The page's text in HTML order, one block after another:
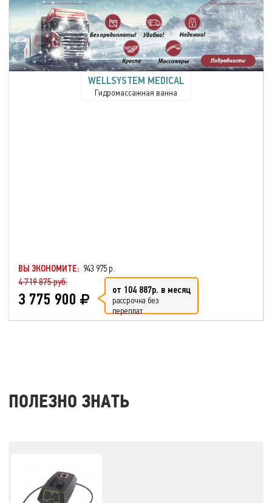
WELLSYSTEM MEDICAL
Гидромассажная ванна
ВЫ ЭКОНОМИТЕ: 943 975 р.
4 719 875 руб.
3 775 900 от 104 887р. в месяц
рассрочка без
переплат
ПОЛЕЗНО ЗНАТЬ